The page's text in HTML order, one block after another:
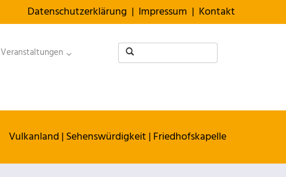
Datenschutzerklärung | Impressum | Kontakt
Veranstaltungen
Vulkanland | Sehenswürdigkeit | Friedhofskapelle